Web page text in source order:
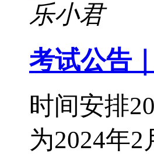
乐小君
考试公告
时间安排
为2024年2